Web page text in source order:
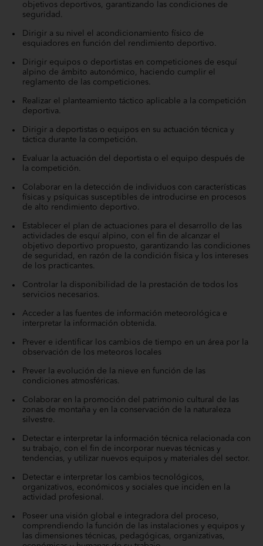
objetivos deportivos, garantizando las condiciones de
seguridad.
Dirigir a su nivel el acondicionamiento físico de
esquiadores en función del rendimiento deportivo.
Dirigir equipos o deportistas en competiciones de esquí
alpino de ámbito autonómico, haciendo cumplir el
reglamento de las competiciones.
Realizar el planteamiento táctico aplicable a la competición
deportiva.
Dirigir a deportistas o equipos en su actuación técnica y
táctica durante la competición.
Evaluar la actuación del deportista o el equipo después de
la competición.
Colaborar en la detección de individuos con características
físicas y psíquicas susceptibles de introducirse en procesos
de alto rendimiento deportivo.
Establecer el plan de actuaciones para el desarrollo de las
actividades de esquí alpino, con el fin de alcanzar el
objetivo deportivo propuesto, garantizando las condiciones
de seguridad, en razón de la condición física y los intereses
de los practicantes.
Controlar la disponibilidad de la prestación de todos los
servicios necesarios.
Acceder a las fuentes de información meteorológica e
interpretar la información obtenida.
Prever e identificar los cambios de tiempo en un área por la
observación de los meteoros locales
Prever la evolución de la nieve en función de las
condiciones atmosféricas.
Colaborar en la promoción del patrimonio cultural de las
zonas de montaña y en la conservación de la naturaleza
silvestre.
Detectar e interpretar la información técnica relacionada con
su trabajo, con el fin de incorporar nuevas técnicas y
tendencias, y utilizar nuevos equipos y materiales del sector.
Detectar e interpretar los cambios tecnológicos,
organizativos, económicos y sociales que inciden en la
actividad profesional.
Poseer una visión global e integradora del proceso,
comprendiendo la función de las instalaciones y equipos y
las dimensiones técnicas, pedagógicas, organizativas,